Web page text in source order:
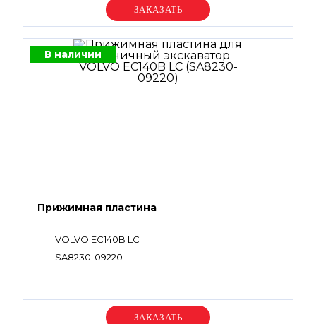
Уточняйте цену
В наличии
Прижимная пластина
VOLVO EC140B LC
SA8230-09220
Уточняйте цену